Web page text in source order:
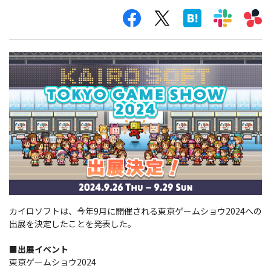
カイロソフトは、今年9月に開催される東京ゲームショウ2024への
出展を決定したことを発表した。
■出展イベント
東京ゲームショウ2024